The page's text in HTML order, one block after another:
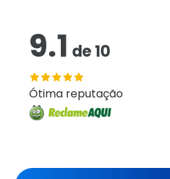
9.1 de10
Ótima reputação